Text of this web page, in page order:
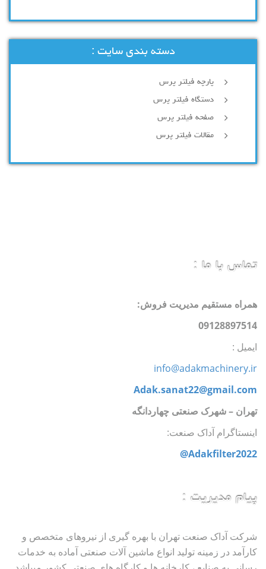
دسته بندی سایت :
پارچه فیلتر پرس
دستگاه فیلتر پرس
صفحه فیلتر پرس
مقالات فیلتر پرس
تماس با ما :
همراه مستقیم مدیریت فروش:
09128897514
ایمیل :
info@adakmachinery.ir
Adak.sanat22@gmail.com
تهران –شهرک صنعتی چهاردانگه
اینستاگرام آداک صنعت:
Adakfilter2022@
پیام مدیریت :
شرکت آداک صنعت تهران با بهره گیری از نیروهای متخصص و
کارآمد در زمینه تولید انواع ماشین آلات صنعتی آماده به خدمات